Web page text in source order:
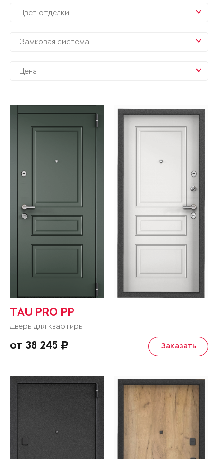
Цвет отделки
Замковая система
Цена
TAU PRO PP
Дверь для квартиры
от 38 245 Заказать